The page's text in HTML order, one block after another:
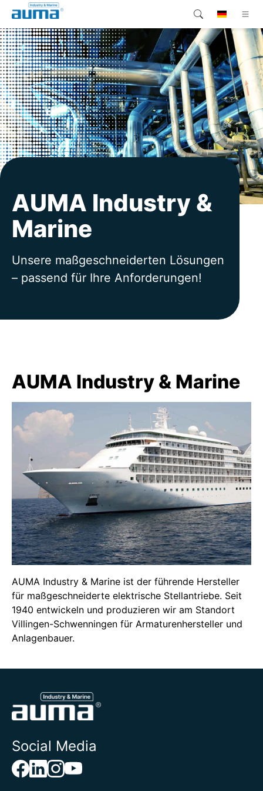
Produkte
Lösungen
Unternehmen
Kontakt
Global
Suche
AUMA Industry &
Marine
Unsere maßgeschneiderten Lösungen
– passend für Ihre Anforderungen!
AUMA Industry & Marine
AUMA Industry & Marine ist der führende Hersteller
für maßgeschneiderte elektrische Stellantriebe. Seit
1940 entwickeln und produzieren wir am Standort
Villingen-Schwenningen für Armaturenhersteller und
Anlagenbauer.
Social Media